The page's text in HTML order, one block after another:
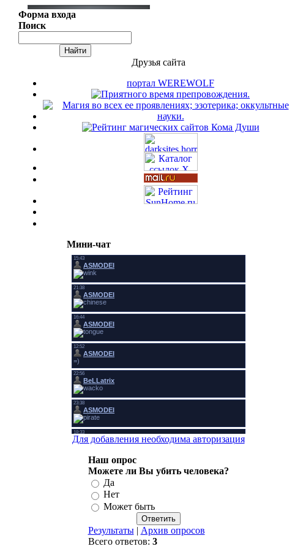
Форма входа
Поиск
Друзья сайта
портал WEREWOLF
Мини-чат
Для добавления необходима авторизация
Наш опрос
Можете ли Вы убить человека?
Да
Нет
Может быть
Результаты| Архив опросов
Всего ответов: 3